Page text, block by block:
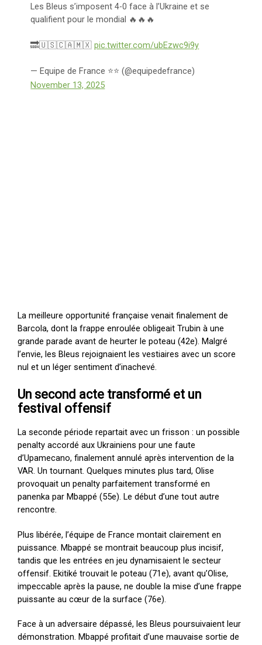
Les Bleus s’imposent 4-0 face à l’Ukraine et se
qualifient pour le mondial 🔥🔥🔥
🔜🇺🇸🇨🇦🇲🇽pic.twitter.com/ubEzwc9i9y
— Equipe de France ⭐⭐ (@equipedefrance)
November 13, 2025
La meilleure opportunité française venait finalement de
Barcola, dont la frappe enroulée obligeait Trubin à une
grande parade avant de heurter le poteau (42e). Malgré
l’envie, les Bleus rejoignaient les vestiaires avec un score
nul et un léger sentiment d’inachevé.
Un second acte transformé et un
festival offensif
La seconde période repartait avec un frisson : un possible
penalty accordé aux Ukrainiens pour une faute
d’Upamecano, finalement annulé après intervention de la
VAR. Un tournant. Quelques minutes plus tard, Olise
provoquait un penalty parfaitement transformé en
panenka par Mbappé (55e). Le début d’une tout autre
rencontre.
Plus libérée, l’équipe de France montait clairement en
puissance. Mbappé se montrait beaucoup plus incisif,
tandis que les entrées en jeu dynamisaient le secteur
offensif. Ekitiké trouvait le poteau (71e), avant qu’Olise,
impeccable après la pause, ne double la mise d’une frappe
puissante au cœur de la surface (76e).
Face à un adversaire dépassé, les Bleus poursuivaient leur
démonstration. Mbappé profitait d’une mauvaise sortie de